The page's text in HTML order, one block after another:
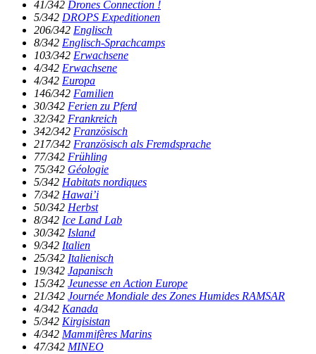
41/342 Drones Connection !
5/342 DROPS Expeditionen
206/342 Englisch
8/342 Englisch-Sprachcamps
103/342 Erwachsene
4/342 Erwachsene
4/342 Europa
146/342 Familien
30/342 Ferien zu Pferd
32/342 Frankreich
342/342 Französisch
217/342 Französisch als Fremdsprache
77/342 Frühling
75/342 Géologie
5/342 Habitats nordiques
7/342 Hawai’i
50/342 Herbst
8/342 Ice Land Lab
30/342 Island
9/342 Italien
25/342 Italienisch
19/342 Japanisch
15/342 Jeunesse en Action Europe
21/342 Journée Mondiale des Zones Humides RAMSAR
4/342 Kanada
5/342 Kirgisistan
4/342 Mammifères Marins
47/342 MINEO